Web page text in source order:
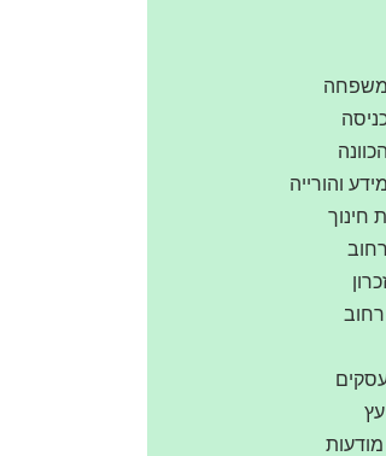
משפחה
והורייה
חינוך
רחוב
עץ